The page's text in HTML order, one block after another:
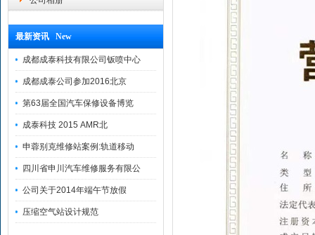
最新资讯 New
成都成泰科技有限公司钣喷中心
成都成泰公司参加2016北京
第63届全国汽车保修设备博览
成泰科技 2015 AMR北
申蓉别克维修站案例:轨道移动
四川省申川汽车维修服务有限公
公司关于2014年端午节放假
压缩空气站设计规范